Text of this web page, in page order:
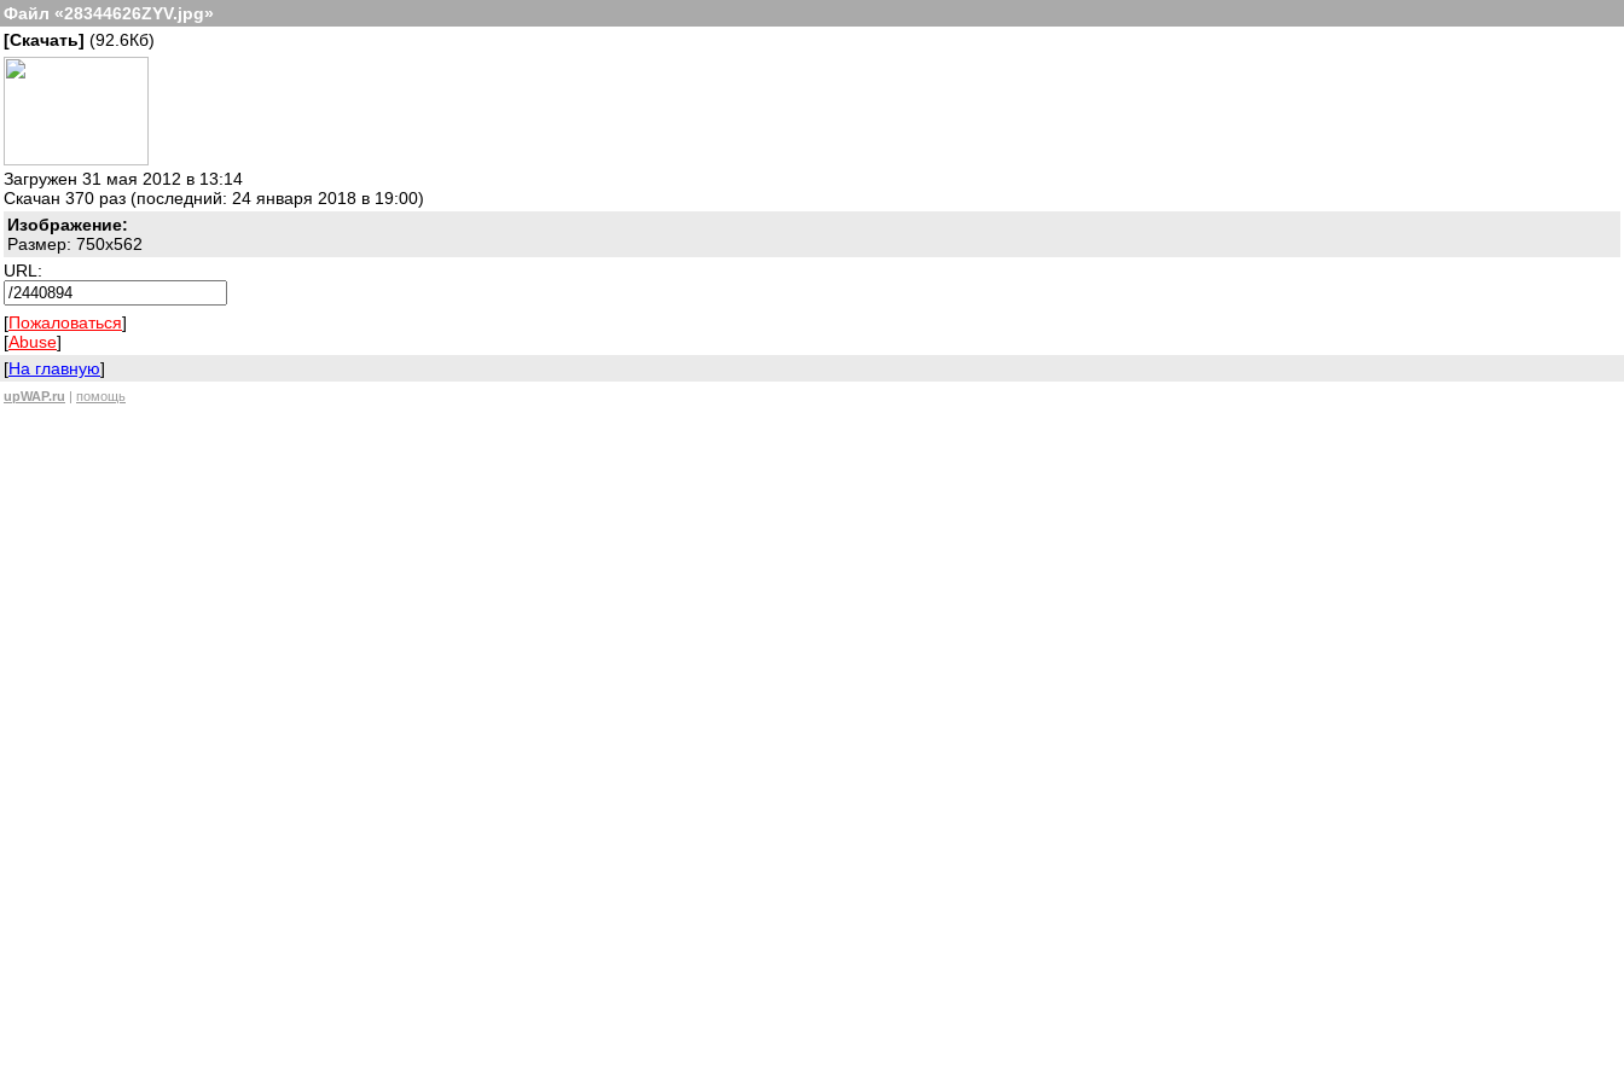
Файл «28344626ZYV.jpg»
[Скачать] (92.6Кб)
Загружен 31 мая 2012 в 13:14
Скачан 370 раз (последний: 24 января 2018 в 19:00)
Изображение:
Размер: 750x562
URL:
[Пожаловаться]
[Abuse]
[На главную]
upWAP.ru | помощь